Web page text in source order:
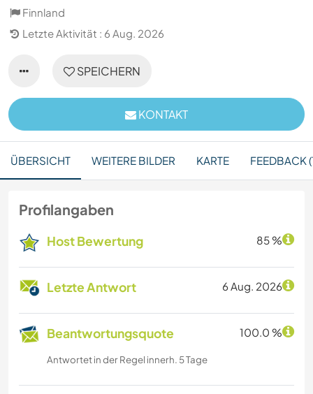
Finnland
Letzte Aktivität : 6 Aug. 2026
SPEICHERN
KONTAKT
ÜBERSICHT WEITERE BILDER KARTE FEEDBACK
Profilangaben
Host Bewertung 85 %
Letzte Antwort 6 Aug. 2026
Beantwortungsquote 100.0 %
Antwortet in der Regel innerh. 5 Tage